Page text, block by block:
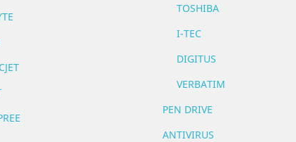
TOSHIBA
I-TEC
DIGITUS
VERBATIM
PEN DRIVE
ANTIVIRUS